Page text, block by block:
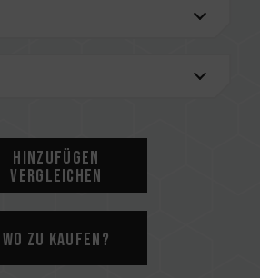
für leistungsstarkes
Sie im Abschnitt
.
vor dem Kauf von
die vom Motherboard-
QVL (Qualified
Hinzufügen
Vergleichen
Wo zu kaufen?